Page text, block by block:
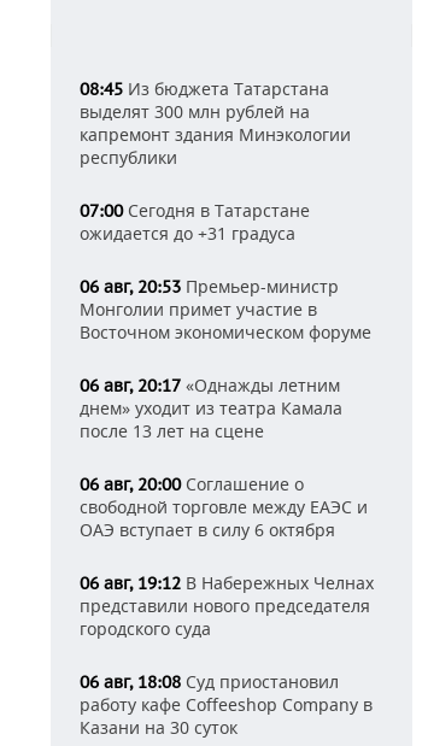
08:45 Из бюджета Татарстана
выделят 300 млн рублей на
капремонт здания Минэкологии
республики
07:00Сегодня в Татарстане
ожидается до +31 градуса
06 авг, 20:53 Премьер-министр
Монголии примет участие в
Восточном экономическом форуме
06 авг, 20:17 «Однажды летним
днем» уходит из театра Камала
после 13 лет на сцене
06 авг, 20:00Соглашение о
свободной торговле между ЕАЭС и
ОАЭ вступает в силу 6 октября
06 авг, 19:12 В Набережных Челнах
представили нового председателя
городского суда
06 авг, 18:08 Суд приостановил
работу кафе Coffeeshop Company в
Казани на 30 суток